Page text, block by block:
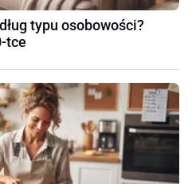
typu osobowości?
tce